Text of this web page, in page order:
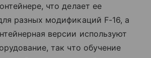
что делает ее
разных модификаций F-16, а
версии используют
так что обучение